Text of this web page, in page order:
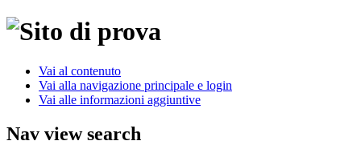
Vai al contenuto
Vai alla navigazione principale e login
Vai alle informazioni aggiuntive
Nav view search